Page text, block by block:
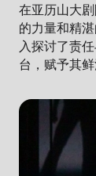
在亚历山大
的力量和精
入探讨了责
台，赋予其鲜